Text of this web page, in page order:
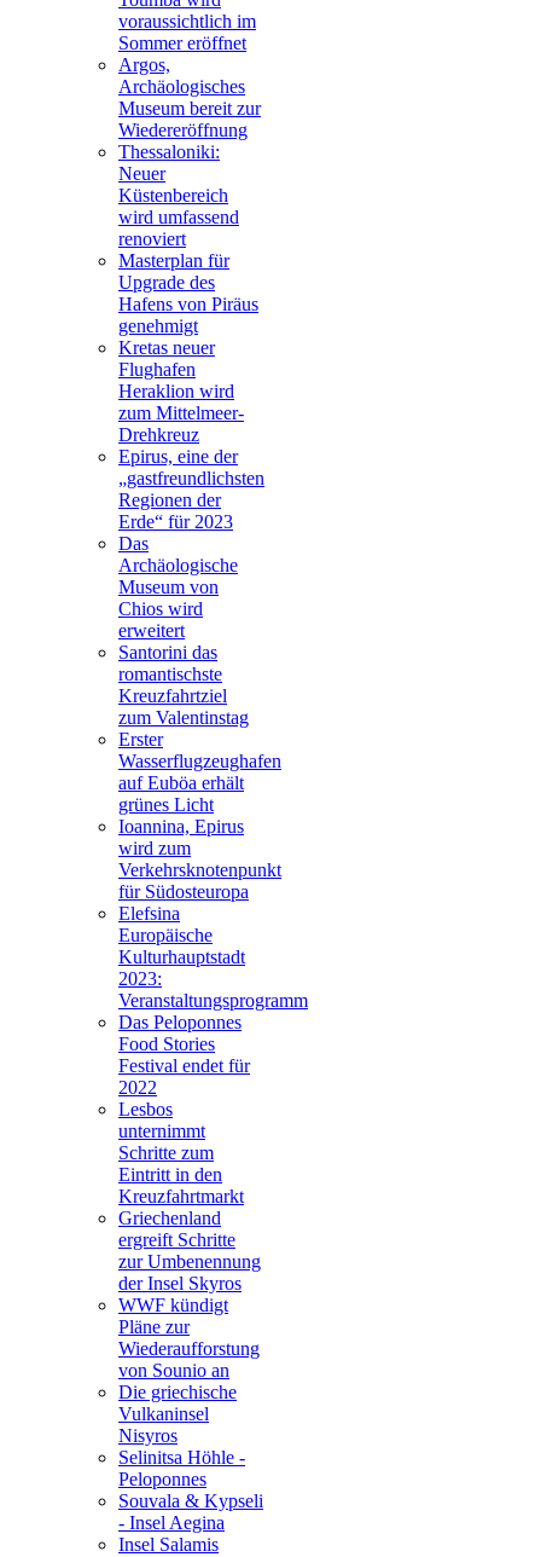
voraussichtlich im
Sommer eröffnet
Argos,
Archäologisches
Museum bereit zur
Wiedereröffnung
Thessaloniki:
Neuer
Küstenbereich
wird umfassend
renoviert
Masterplan für
Upgrade des
Hafens von Piräus
genehmigt
Kretas neuer
Flughafen
Heraklion wird
zum Mittelmeer-
Drehkreuz
Epirus, eine der
„gastfreundlichsten
Regionen der
Erde“ für 2023
Das
Archäologische
Museum von
Chios wird
erweitert
Santorini das
romantischste
Kreuzfahrtziel
zum Valentinstag
Erster
Wasserflugzeughafen
auf Euböa erhält
grünes Licht
Ioannina, Epirus
wird zum
Verkehrsknotenpunkt
für Südosteuropa
Elefsina
Europäische
Kulturhauptstadt
2023:
Veranstaltungsprogramm
Das Peloponnes
Food Stories
Festival endet für
2022
Lesbos
unternimmt
Schritte zum
Eintritt in den
Kreuzfahrtmarkt
Griechenland
ergreift Schritte
zur Umbenennung
der Insel Skyros
WWF kündigt
Pläne zur
Wiederaufforstung
von Sounio an
Die griechische
Vulkaninsel
Nisyros
Selinitsa Höhle -
Peloponnes
Souvala & Kypseli
- Insel Aegina
Insel Salamis